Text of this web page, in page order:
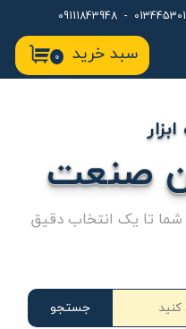
۰ سبد خرید
جستجو
صنعت
شما تا یک انتخاب دقیق